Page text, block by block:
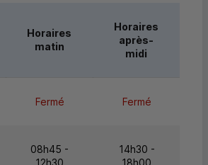
Horaires
matin
Horaires
après-
midi
Fermé Fermé
08h45 -
14h30 -